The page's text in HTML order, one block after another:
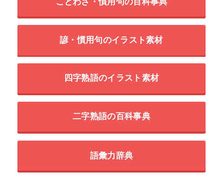
諺・慣用句のイラスト素材
四字熟語のイラスト素材
二字熟語の百科事典
語彙力辞典